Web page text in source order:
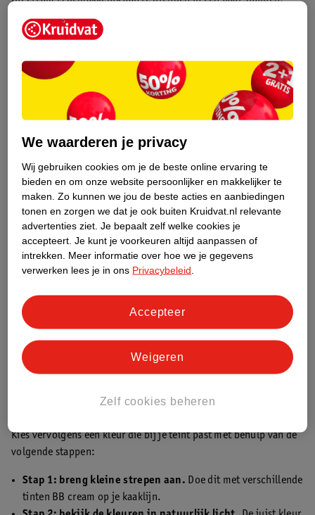
Stap 1: reinigje gezicht.
droge huid).
Stap 3: breng een kleine hoeveelheid BB cream aanop je
gezicht. Dit kan met je vingers, een
make-upsponsjeof een
voor een natuurlijk effect.
Tip:wil je meer dekking? Breng dan een extra laagje aan of
combineer BB cream met een concealer.
Wat is de beste BB cream?
De beste BB cream is eentje die past bij je huidtype en teint. Om
de juiste te kiezen, bepaal je eerst je huidtype:
ingrediënten zoals hyaluronzuur of glycerine.
Vette huid
bijvoorbeeld overtollig talg absorbeert en glans tegengaat.
ga voor een vochtinbrengende BB cream met
een gladde finish.
bijvoorbeeld vooral natuurlijke en mildere ingrediënten.
Kies vervolgens een kleur die bij je teint past met behulp van de
volgende stappen:
Stap 1: breng kleine strepen aan. Doe dit met verschillende
tinten BB cream op je kaaklijn.
We waarderen je privacy
Wij gebruiken cookies om je de beste online ervaring te
bieden en om onze website persoonlijker en makkelijker te
maken. Zo kunnen we jou de beste acties en aanbiedingen
tonen en zorgen we dat je ook buiten Kruidvat.nl relevante
advertenties ziet. Je bepaalt zelf welke cookies je
accepteert. Je kunt je voorkeuren altijd aanpassen of
intrekken.
Meer informatie over hoe we je gegevens
verwerken lees je in ons Privacybeleid
Zelf cookies beheren
Weigeren
Accepteer